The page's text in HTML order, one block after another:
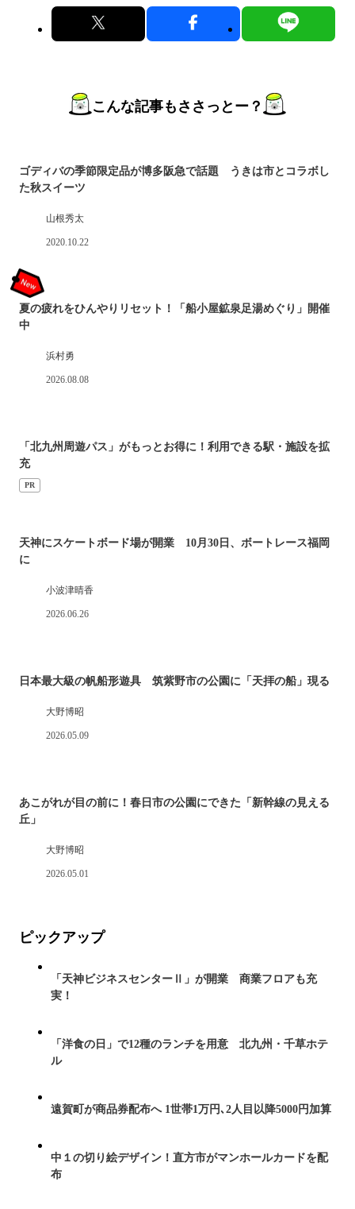
こんな記事もささっとー？
ゴディバの季節限定品が博多阪急で話題 うきは市とコラボし
た秋スイーツ
山根秀太
2020.10.22
夏の疲れをひんやりリセット！「船小屋鉱泉足湯めぐり」開催
中
浜村勇
2026.08.08
「北九州周遊パス」がもっとお得に！利用できる駅・施設を拡
充
PR
天神にスケートボード場が開業 10月30日、ボートレース福岡
に
小波津晴香
2026.06.26
日本最大級の帆船形遊具 筑紫野市の公園に「天拝の船」現る
大野博昭
2026.05.09
あこがれが目の前に！春日市の公園にできた「新幹線の見える
丘」
大野博昭
2026.05.01
ピックアップ
「天神ビジネスセンターⅡ」が開業 商業フロアも充
実！
「洋食の日」で12種のランチを用意 北九州・千草ホテ
ル
遠賀町が商品券配布へ 1世帯1万円､2人目以降5000円加算
中１の切り絵デザイン！直方市がマンホールカードを配
布